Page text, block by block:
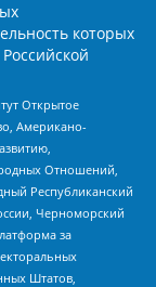
которых
Открытое
Американо-
Отношений,
Республиканский
Черноморский
за
Штатов,